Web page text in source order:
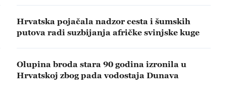
Hrvatska pojačala nadzor cesta i šumskih
putova radi suzbijanja afričke svinjske kuge
Olupina broda stara 90 godina izronila u
Hrvatskoj zbog pada vodostaja Dunava